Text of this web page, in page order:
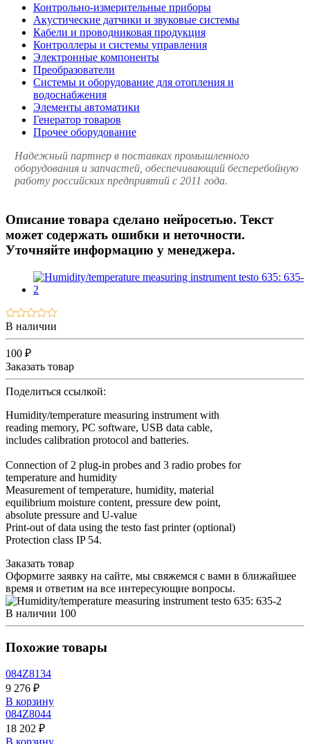
Контрольно-измерительные приборы
Акустические датчики и звуковые системы
Кабели и проводниковая продукция
Контроллеры и системы управления
Электронные компоненты
Преобразователи
Системы и оборудование для отопления и
водоснабжения
Элементы автоматики
Генератор товаров
Прочее оборудование
Надежный партнер в поставках промышленного
оборудования и запчастей, обеспечивающий бесперебойную
работу российских предприятий с 2011 года.
Описание товара сделано нейросетью. Текст
может содержать ошибки и неточности.
Уточняйте информацию у менеджера.
В наличии
100 ₽
Заказать товар
Поделиться ссылкой:
Humidity/temperature measuring instrument with
reading memory, PC software, USB data cable,
includes calibration protocol and batteries.
Connection of 2 plug-in probes and 3 radio probes for
temperature and humidity
Measurement of temperature, humidity, material
equilibrium moisture content, pressure dew point,
absolute pressure and U-value
Print-out of data using the testo fast printer (optional)
Protection class IP 54.
Заказать товар
Оформите заявку на сайте, мы свяжемся с вами в ближайшее
время и ответим на все интересующие вопросы.
В наличии 100
Похожие товары
084Z8134
9 276 ₽
В корзину
084Z8044
18 202 ₽